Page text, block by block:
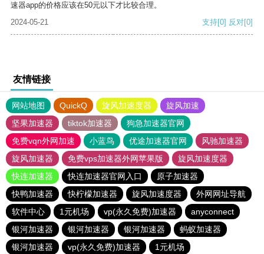
速器app的价格应该在50元以下才比较合理。
2024-05-21
支持[0] 反对[0]
友情链接
网站地图 QuickQ 旋风加速度器
旋风加速
坚果加速器
tiktok加速器
狗急加速器官网
免费vqn外网加速
小蓝鸟 优途加速器官网
风驰加速器
旋风加速器
免费vps加速器外网苹果版
旋风加速度器
快连加速器
快连加速器官网入口
原子加速器
快鸭加速器
快柠檬加速器 旋风加速度器
外网网址导航
软件中心
1元机场 vp(永久免费)加速器
anyconnect
银河加速器
银河加速器 银河加速器
蚂蚁加速器
银河加速器
vp(永久免费)加速器 1元机场